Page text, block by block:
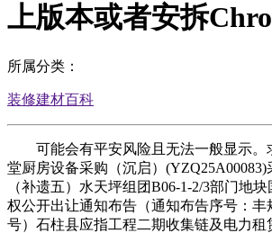
上版本或者安拆
所属分类：
装修建材百科
可能会有平安风险且无法一般显示。
堂厨房设备采购（沉启）
（补遗五）水天坪组团B06-1-2/3部门地
权公开出让通知布告（通知布告序号：丰
号）石柱县应指工程二期收集链及电力租